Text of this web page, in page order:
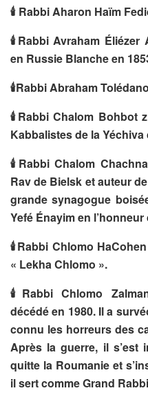
🕯 Rabbi Aharon Haïm
🕯Rabbi Avraham Éliézer
en Russie Blanche en
🕯Rabbi Abraham
🕯Rabbi Chalom Bohbot
Kabbalistes de la Yéchiva
🕯 Rabbi Chalom
Rav de Bielsk et auteur
grande synagogue
Yefé Énayim en
🕯Rabbi Chlomo
« Lekha Chlomo ».
🕯 Rabbi Chlomo
décédé en 1980. Il a
connu les horreurs des
Après la guerre, il s’est
quitte la Roumanie et
il sert comme Grand